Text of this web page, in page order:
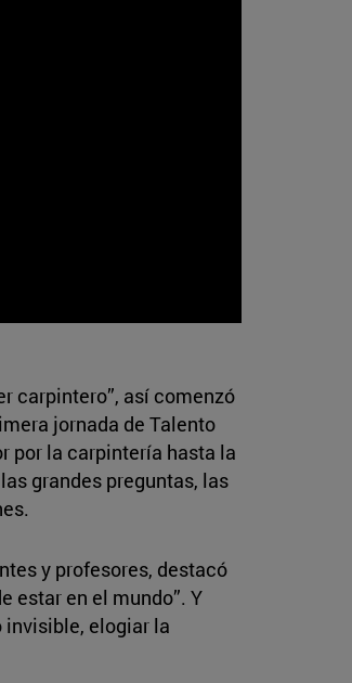
carpintero”, así comenzó
jornada de Talento
por la carpintería hasta la
grandes preguntas, las
y profesores, destacó
estar en el mundo”. Y
invisible, elogiar la